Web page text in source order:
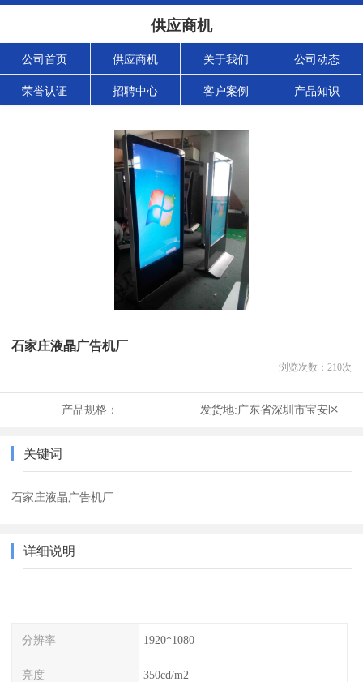
供应商机
公司首页 供应商机 关于我们 公司动态
荣誉认证 招聘中心 客户案例 产品知识
石家庄液晶广告机厂
浏览次数： 210次
产品规格： 发货地:广东省深圳市宝安区
关键词
石家庄液晶广告机厂
详细说明
分辨率 1920*1080
亮度 350cd/m2